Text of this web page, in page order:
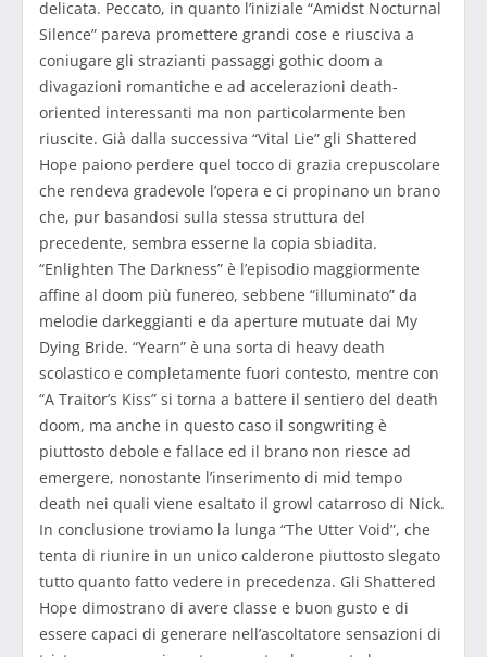
delicata. Peccato, in quanto l’iniziale “Amidst Nocturnal
Silence” pareva promettere grandi cose e riusciva a
coniugare gli strazianti passaggi gothic doom a
divagazioni romantiche e ad accelerazioni death-
oriented interessanti ma non particolarmente ben
riuscite. Già dalla successiva “Vital Lie” gli Shattered
Hope paiono perdere quel tocco di grazia crepuscolare
che rendeva gradevole l’opera e ci propinano un brano
che, pur basandosi sulla stessa struttura del
precedente, sembra esserne la copia sbiadita.
“Enlighten The Darkness” è l’episodio maggiormente
affine al doom più funereo, sebbene “illuminato” da
melodie darkeggianti e da aperture mutuate dai My
Dying Bride. “Yearn” è una sorta di heavy death
scolastico e completamente fuori contesto, mentre con
“A Traitor’s Kiss” si torna a battere il sentiero del death
doom, ma anche in questo caso il songwriting è
piuttosto debole e fallace ed il brano non riesce ad
emergere, nonostante l’inserimento di mid tempo
death nei quali viene esaltato il growl catarroso di Nick.
In conclusione troviamo la lunga “The Utter Void”, che
tenta di riunire in un unico calderone piuttosto slegato
tutto quanto fatto vedere in precedenza. Gli Shattered
Hope dimostrano di avere classe e buon gusto e di
essere capaci di generare nell’ascoltatore sensazioni di